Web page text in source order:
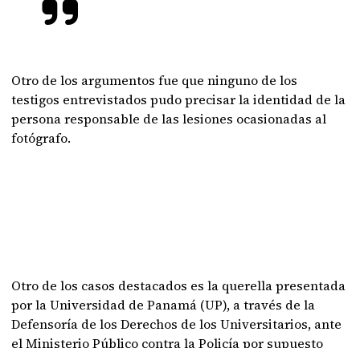
Otro de los argumentos fue que ninguno de los
testigos entrevistados pudo precisar la identidad de la
persona responsable de las lesiones ocasionadas al
fotógrafo.
Otro de los casos destacados es la querella presentada
por la Universidad de Panamá (UP), a través de la
Defensoría de los Derechos de los Universitarios, ante
el Ministerio Público contra la Policía por supuesto